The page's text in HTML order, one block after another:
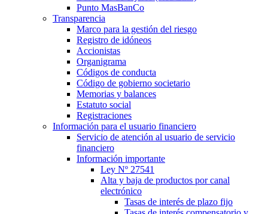
Punto MasBanCo
Transparencia
Marco para la gestión del riesgo
Registro de idóneos
Accionistas
Organigrama
Códigos de conducta
Código de gobierno societario
Memorias y balances
Estatuto social
Registraciones
Información para el usuario financiero
Servicio de atención al usuario de servicio
financiero
Información importante
Ley Nº 27541
Alta y baja de productos por canal
electrónico
Tasas de interés de plazo fijo